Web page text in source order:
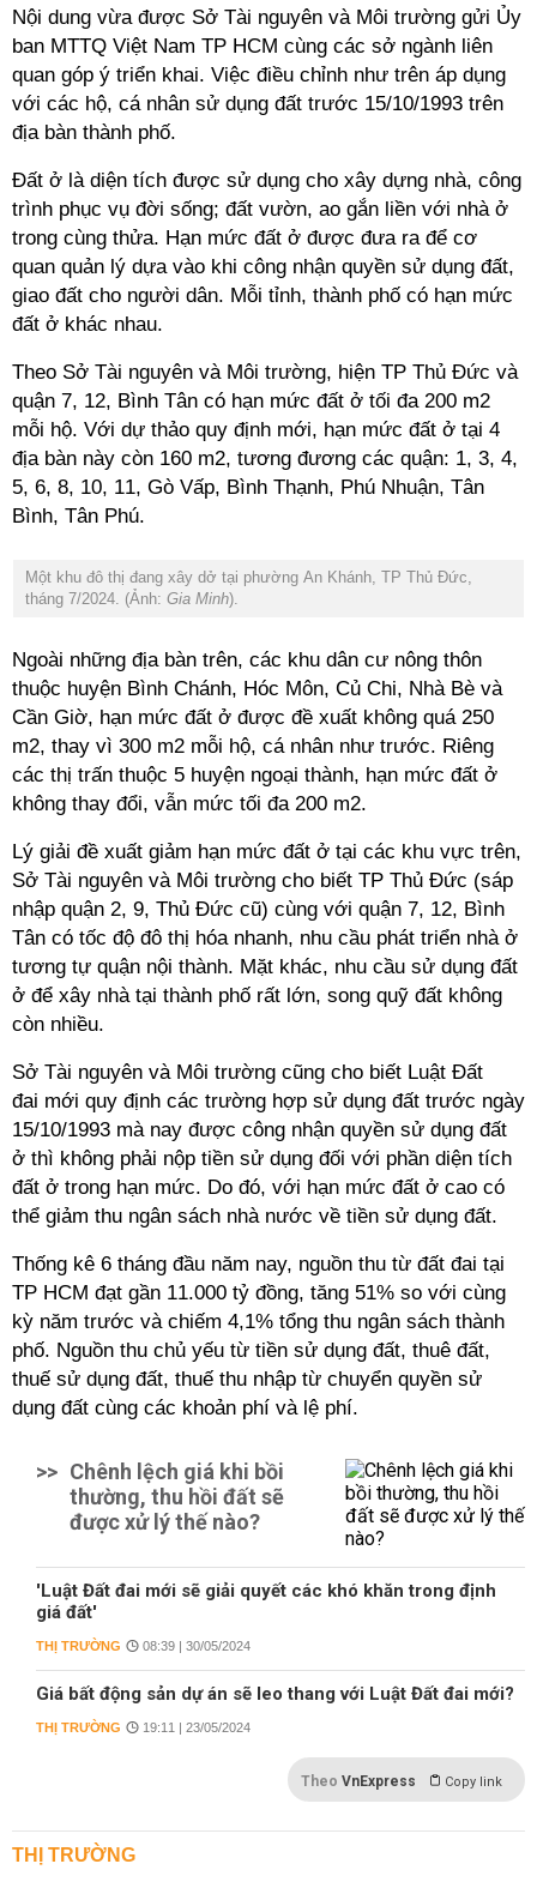
Nội dung vừa được Sở Tài nguyên và Môi trường gửi Ủy
ban MTTQ Việt Nam TP HCM cùng các sở ngành liên
quan góp ý triển khai. Việc điều chỉnh như trên áp dụng
với các hộ, cá nhân sử dụng đất trước 15/10/1993 trên
địa bàn thành phố.
Đất ở là diện tích được sử dụng cho xây dựng nhà, công
trình phục vụ đời sống; đất vườn, ao gắn liền với nhà ở
trong cùng thửa. Hạn mức đất ở được đưa ra để cơ
quan quản lý dựa vào khi công nhận quyền sử dụng đất,
giao đất cho người dân. Mỗi tỉnh, thành phố có hạn mức
đất ở khác nhau.
Theo Sở Tài nguyên và Môi trường, hiện TP Thủ Đức và
quận 7, 12, Bình Tân có hạn mức đất ở tối đa 200 m2
mỗi hộ. Với dự thảo quy định mới, hạn mức đất ở tại 4
địa bàn này còn 160 m2, tương đương các quận: 1, 3, 4,
5, 6, 8, 10, 11, Gò Vấp, Bình Thạnh, Phú Nhuận, Tân
Bình, Tân Phú.
Một khu đô thị đang xây dở tại phường An Khánh, TP Thủ Đức,
tháng 7/2024. (Ảnh: Gia Minh).
Ngoài những địa bàn trên, các khu dân cư nông thôn
thuộc huyện Bình Chánh, Hóc Môn, Củ Chi, Nhà Bè và
Cần Giờ, hạn mức đất ở được đề xuất không quá 250
m2, thay vì 300 m2 mỗi hộ, cá nhân như trước. Riêng
các thị trấn thuộc 5 huyện ngoại thành, hạn mức đất ở
không thay đổi, vẫn mức tối đa 200 m2.
Lý giải đề xuất giảm hạn mức đất ở tại các khu vực trên,
Sở Tài nguyên và Môi trường cho biết TP Thủ Đức (sáp
nhập quận 2, 9, Thủ Đức cũ) cùng với quận 7, 12, Bình
Tân có tốc độ đô thị hóa nhanh, nhu cầu phát triển nhà ở
tương tự quận nội thành. Mặt khác, nhu cầu sử dụng đất
ở để xây nhà tại thành phố rất lớn, song quỹ đất không
còn nhiều.
Sở Tài nguyên và Môi trường cũng cho biết Luật Đất
đai mới quy định các trường hợp sử dụng đất trước ngày
15/10/1993 mà nay được công nhận quyền sử dụng đất
ở thì không phải nộp tiền sử dụng đối với phần diện tích
đất ở trong hạn mức. Do đó, với hạn mức đất ở cao có
thể giảm thu ngân sách nhà nước về tiền sử dụng đất.
Thống kê 6 tháng đầu năm nay, nguồn thu từ đất đai tại
TP HCM đạt gần 11.000 tỷ đồng, tăng 51% so với cùng
kỳ năm trước và chiếm 4,1% tổng thu ngân sách thành
phố. Nguồn thu chủ yếu từ tiền sử dụng đất, thuê đất,
thuế sử dụng đất, thuế thu nhập từ chuyển quyền sử
dụng đất cùng các khoản phí và lệ phí.
>> Chênh lệch giá khi bồi
thường, thu hồi đất sẽ
được xử lý thế nào?
'Luật Đất đai mới sẽ giải quyết các khó khăn trong định
giá đất'
THỊ TRƯỜNG 08:39 | 30/05/2024
Giá bất động sản dự án sẽ leo thang với Luật Đất đai mới?
THỊ TRƯỜNG 19:11 | 23/05/2024
Theo VnExpress Copy link
THỊ TRƯỜNG